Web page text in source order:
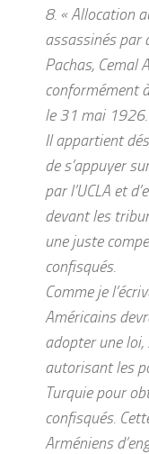
8. « Allocation
assassinés par
Pachas, Cemal
conformément
le 31 mai 1926.
Il appartient
de s’appuyer
par l’UCLA et
devant les
une juste
confisqués.
Comme je
Américains
adopter une
autorisant les
Turquie pour
confisqués.
Arméniens